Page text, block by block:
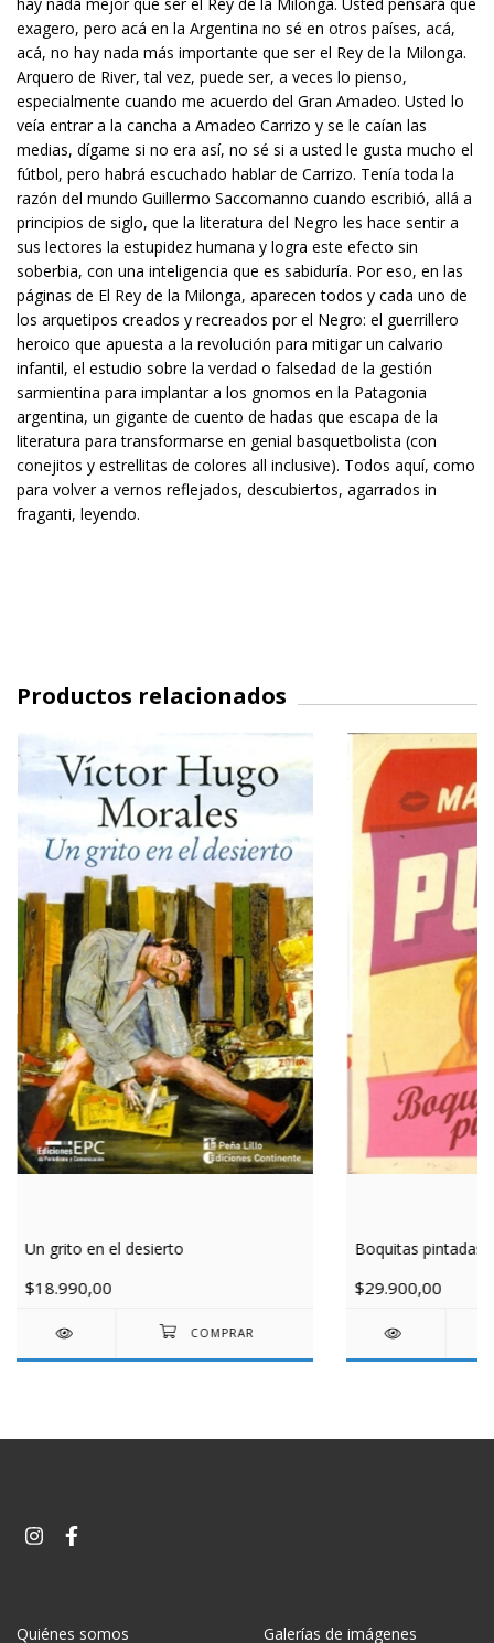
exagero, pero acá en la Argentina no sé en otros países, acá,
acá, no hay nada más importante que ser el Rey de la Milonga.
Arquero de River, tal vez, puede ser, a veces lo pienso,
especialmente cuando me acuerdo del Gran Amadeo. Usted lo
veía entrar a la cancha a Amadeo Carrizo y se le caían las
medias, dígame si no era así, no sé si a usted le gusta mucho el
fútbol, pero habrá escuchado hablar de Carrizo. Tenía toda la
razón del mundo Guillermo Saccomanno cuando escribió, allá a
principios de siglo, que la literatura del Negro les hace sentir a
sus lectores la estupidez humana y logra este efecto sin
soberbia, con una inteligencia que es sabiduría. Por eso, en las
páginas de El Rey de la Milonga, aparecen todos y cada uno de
los arquetipos creados y recreados por el Negro: el guerrillero
heroico que apuesta a la revolución para mitigar un calvario
infantil, el estudio sobre la verdad o falsedad de la gestión
sarmientina para implantar a los gnomos en la Patagonia
argentina, un gigante de cuento de hadas que escapa de la
literatura para transformarse en genial basquetbolista (con
conejitos y estrellitas de colores all inclusive). Todos aquí, como
para volver a vernos reflejados, descubiertos, agarrados in
fraganti, leyendo.
Productos relacionados
Un grito en el desierto
$18.990,00
Boquitas pintadas
$29.900,00
Quiénes somos Galerías de imágenes